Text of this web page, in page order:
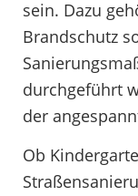
sein. Dazu
Brandschutz
durchgeführt
der
Ob